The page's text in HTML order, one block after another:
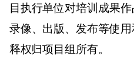
目执行单位对培训成果
录像、出版、发布等使
释权归项目组所有。